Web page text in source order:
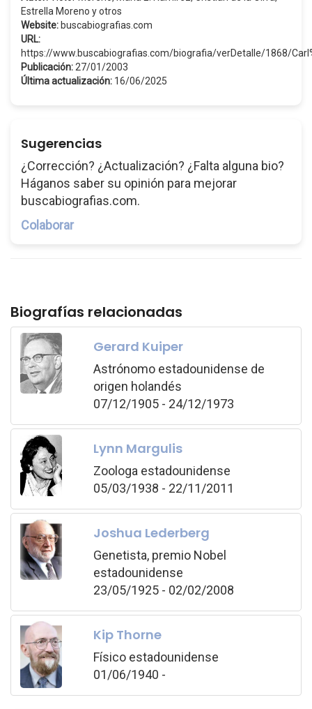
Estrella Moreno y otros
Website: buscabiografias.com
URL:
https://www.buscabiografias.com/biografia/verDetalle/1868/
Publicación: 27/01/2003
Última actualización: 16/06/2025
Sugerencias
¿Corrección? ¿Actualización? ¿Falta alguna bio?
Háganos saber su opinión para mejorar
buscabiografias.com.
Colaborar
Biografías relacionadas
Gerard Kuiper
Astrónomo estadounidense de
origen holandés
07/12/1905 - 24/12/1973
Lynn Margulis
Zoologa estadounidense
05/03/1938 - 22/11/2011
Joshua Lederberg
Genetista, premio Nobel
estadounidense
23/05/1925 - 02/02/2008
Kip Thorne
Físico estadounidense
01/06/1940 -